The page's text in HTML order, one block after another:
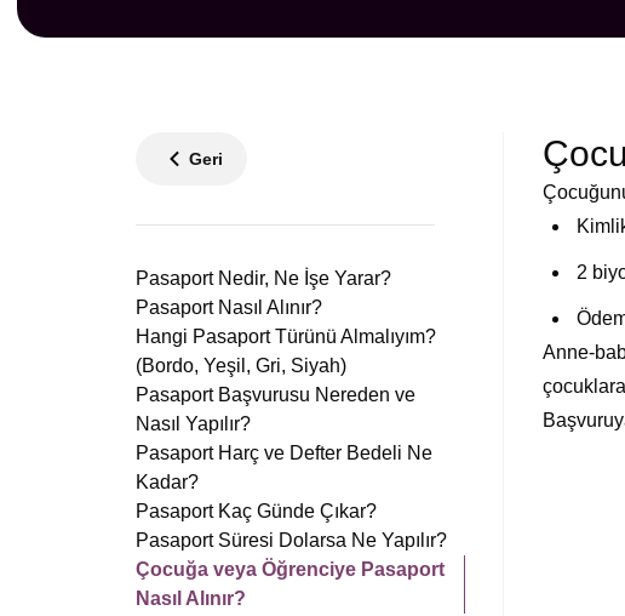
Geri
Pasaport Nedir, Ne İşe Yarar?
Pasaport Nasıl Alınır?
Hangi Pasaport Türünü Almalıyım?
(Bordo, Yeşil, Gri, Siyah)
Pasaport Başvurusu Nereden ve
Nasıl Yapılır?
Pasaport Harç ve Defter Bedeli Ne
Kadar?
Pasaport Kaç Günde Çıkar?
Pasaport Süresi Dolarsa Ne Yapılır?
Çocuğa veya Öğrenciye Pasaport
Nasıl Alınır?
2
Anne-